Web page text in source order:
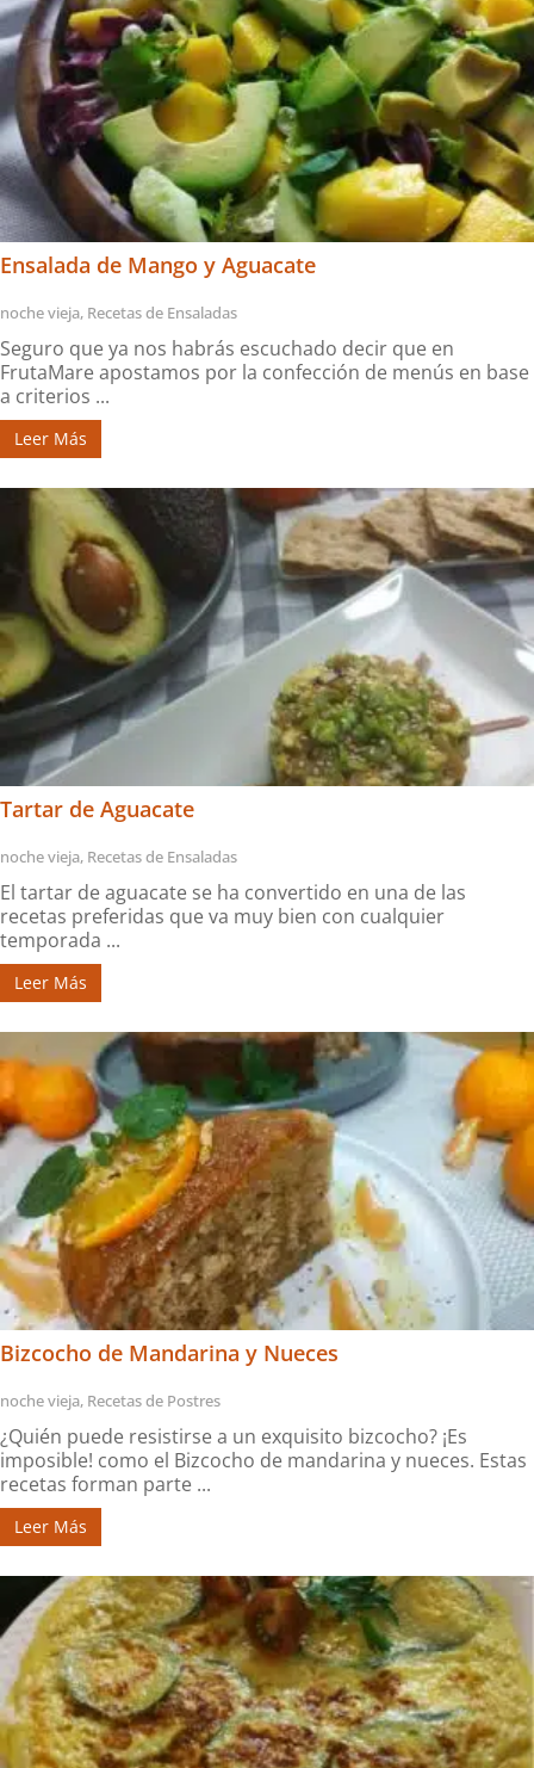
Ensalada de Mango y Aguacate
noche vieja, Recetas de Ensaladas
Seguro que ya nos habrás escuchado decir que en
FrutaMare apostamos por la confección de menús en base
a criterios ...
Leer Más
Tartar de Aguacate
noche vieja, Recetas de Ensaladas
El tartar de aguacate se ha convertido en una de las
recetas preferidas que va muy bien con cualquier
temporada ...
Leer Más
Bizcocho de Mandarina y Nueces
noche vieja, Recetas de Postres
¿Quién puede resistirse a un exquisito bizcocho? ¡Es
imposible! como el Bizcocho de mandarina y nueces. Estas
recetas forman parte ...
Leer Más